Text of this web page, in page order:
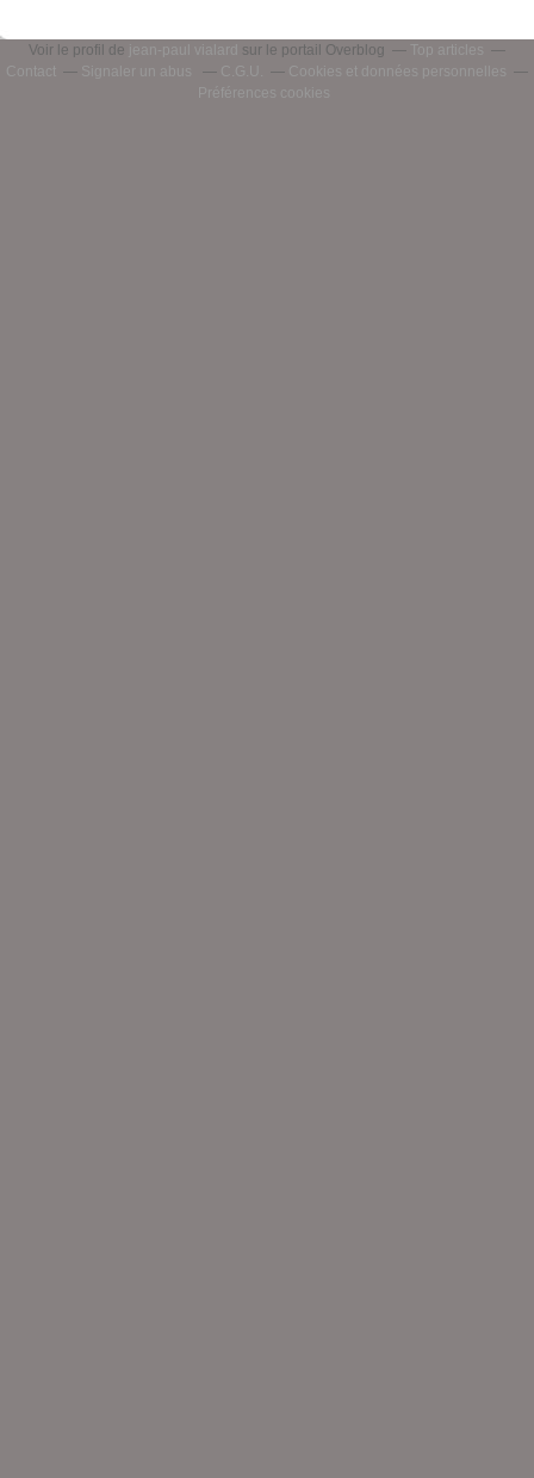
Voir le profil de jean-paul vialard sur le portail Overblog
Top articles
Contact
Signaler un abus C.G.U.
Cookies et données personnelles
Préférences cookies